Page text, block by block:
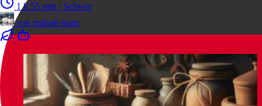
1 h 55 min · Schwer
von malsati-team